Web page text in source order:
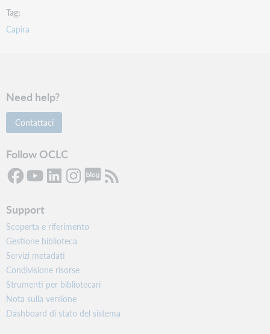
Tag
Capira
Need help?
Contattaci
Follow OCLC
Support
Scoperta e riferimento
Gestione biblioteca
Servizi metadati
Condivisione risorse
Strumenti per bibliotecari
Nota sulla versione
Dashboard di stato del sistema